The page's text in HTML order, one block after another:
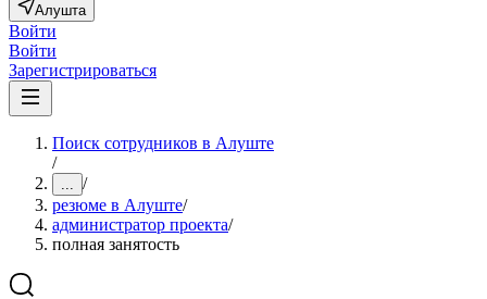
Алушта
Войти
Войти
Зарегистрироваться
Поиск сотрудников в Алуште
/
... /
резюме в Алуште/
администратор проекта/
полная занятость